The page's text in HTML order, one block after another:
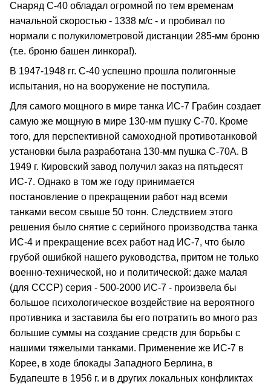
Снаряд С-40 обладал огромной по тем временам
начальной скоростью - 1338 м/с - и пробивал по
нормали с полукилометровой дистанции 285-мм броню
(т.е. броню башен линкора!).
В 1947-1948 гг. С-40 успешно прошла полигонные
испытания, но на вооружение не поступила.
Для самого мощного в мире танка ИС-7 Грабин создает
самую же мощную в мире 130-мм пушку С-70. Кроме
того, для перспективной самоходной противотанковой
установки была разработана 130-мм пушка С-70А. В
1949 г. Кировский завод получил заказ на пятьдесят
ИС-7. Однако в том же году принимается
постановление о прекращении работ над всеми
танками весом свыше 50 тонн. Следствием этого
решения было снятие с серийного производства танка
ИС-4 и прекращение всех работ над ИС-7, что было
грубой ошибкой нашего руководства, притом не только
военно-технической, но и политической: даже малая
(для СССР) серия - 500-2000 ИС-7 - произвела бы
большое психологическое воздействие на вероятного
противника и заставила бы его потратить во много раз
большие суммы на создание средств для борьбы с
нашими тяжелыми танками. Применение же ИС-7 в
Корее, в ходе блокады Западного Берлина, в
Будапеште в 1956 г. и в других локальных конфликтах